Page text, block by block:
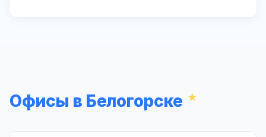
Офисы в Белогорске